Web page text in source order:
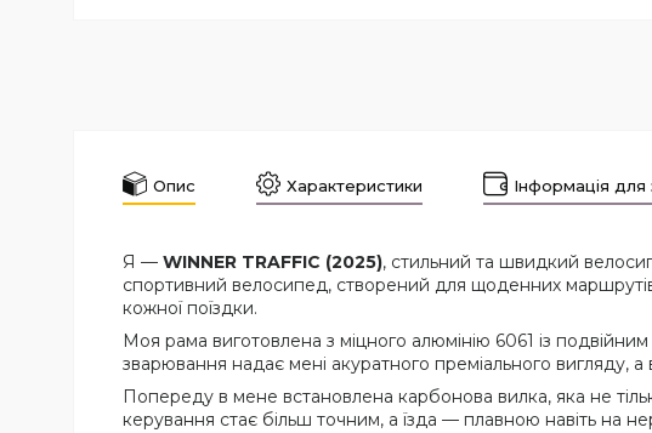
Опис Характеристики Інформація
Я — WINNER TRAFFIC (2025), стильний та швидкий
спортивний велосипед, створений для щоденних маршрутів,
кожної поїздки.
Моя рама виготовлена з міцного алюмінію 6061 із
зварювання надає мені акуратного преміального
Попереду в мене встановлена карбонова вилка, яка не
керування стає більш точним, а їзда — плавною навіть на